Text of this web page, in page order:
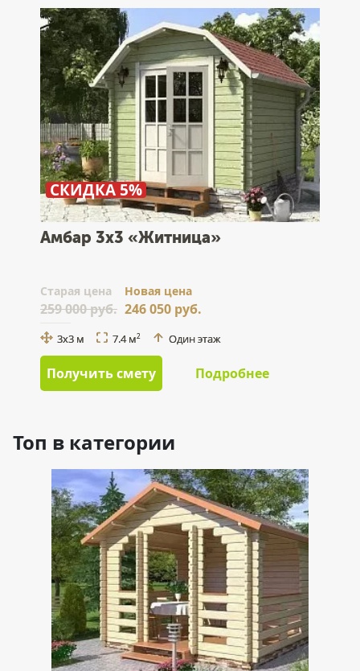
СКИДКА 5%
Амбар 3х3 «Житница»
Cтарая цена
259 000 руб.
Новая цена
246 050 руб.
3х3 м 7.4 м2 Один этаж
Получить смету Подробнее
Топ в категории